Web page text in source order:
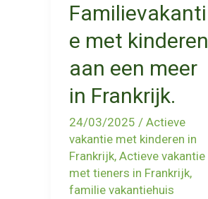
Familievakanti
e met kinderen
aan een meer
in Frankrijk.
24/03/2025 / Actieve
vakantie met kinderen in
Frankrijk, Actieve vakantie
met tieners in Frankrijk,
familie vakantiehuis